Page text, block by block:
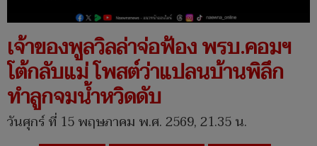
เจ้าของพูลวิลล่าจ่อฟ้อง พรบ.คอมฯ
โต้กลับแม่ โพสต์ว่าแปลนบ้านพิลึก
ทำลูกจมน้ำหวิดดับ
วันศุกร์ ที่ 15 พฤษภาคม พ.ศ. 2569, 21.35 น.